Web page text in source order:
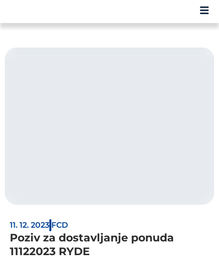
11. 12. 2023 FCD
Poziv za dostavljanje ponuda
11122023 RYDE